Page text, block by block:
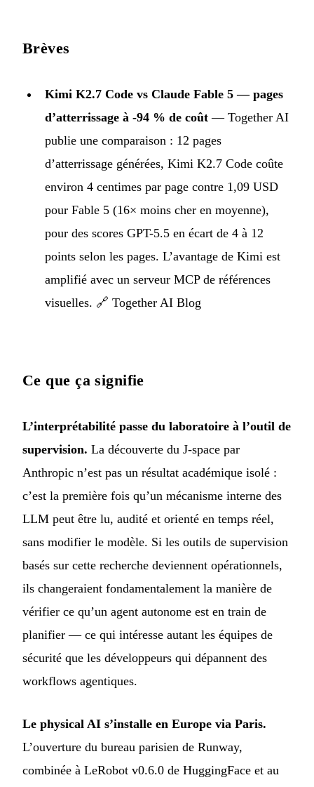
Brèves
Kimi K2.7 Code vs Claude Fable 5 — pages
d’atterrissage à -94 % de coût — Together AI
publie une comparaison : 12 pages
d’atterrissage générées, Kimi K2.7 Code coûte
environ 4 centimes par page contre 1,09 USD
pour Fable 5 (16× moins cher en moyenne),
pour des scores GPT-5.5 en écart de 4 à 12
points selon les pages. L’avantage de Kimi est
amplifié avec un serveur MCP de références
visuelles. 🔗 Together AI Blog
Ce que ça signifie
L’interprétabilité passe du laboratoire à l’outil de
supervision. La découverte du J-space par
Anthropic n’est pas un résultat académique isolé :
c’est la première fois qu’un mécanisme interne des
LLM peut être lu, audité et orienté en temps réel,
sans modifier le modèle. Si les outils de supervision
basés sur cette recherche deviennent opérationnels,
ils changeraient fondamentalement la manière de
vérifier ce qu’un agent autonome est en train de
planifier — ce qui intéresse autant les équipes de
sécurité que les développeurs qui dépannent des
workflows agentiques.
Le physical AI s’installe en Europe via Paris.
L’ouverture du bureau parisien de Runway,
combinée à LeRobot v0.6.0 de HuggingFace et au